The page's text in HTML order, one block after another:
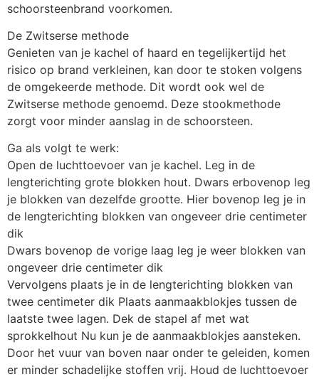
schoorsteenbrand voorkomen.
De Zwitserse methode
Genieten van je kachel of haard en tegelijkertijd het
risico op brand verkleinen, kan door te stoken volgens
de omgekeerde methode. Dit wordt ook wel de
Zwitserse methode genoemd. Deze stookmethode
zorgt voor minder aanslag in de schoorsteen.
Ga als volgt te werk:
Open de luchttoevoer van je kachel. Leg in de
lengterichting grote blokken hout. Dwars erbovenop leg
je blokken van dezelfde grootte. Hier bovenop leg je in
de lengterichting blokken van ongeveer drie centimeter
dik
Dwars bovenop de vorige laag leg je weer blokken van
ongeveer drie centimeter dik
Vervolgens plaats je in de lengterichting blokken van
twee centimeter dik Plaats aanmaakblokjes tussen de
laatste twee lagen. Dek de stapel af met wat
sprokkelhout Nu kun je de aanmaakblokjes aansteken.
Door het vuur van boven naar onder te geleiden, komen
er minder schadelijke stoffen vrij. Houd de luchttoevoer